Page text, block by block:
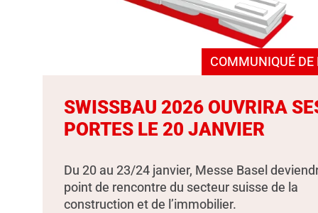
COMMUNIQUÉ DE
SWISSBAU 2026 OUVRIRA
PORTES LE 20 JANVIER
Du 20 au 23/24 janvier, Messe Basel
point de rencontre du secteur suisse de la
construction et de l’immobilier.